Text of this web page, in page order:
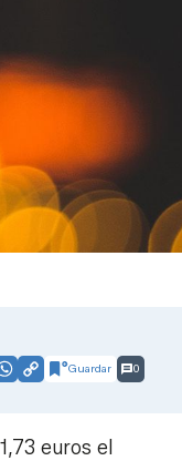
WhatsApp
CopyGuardar 0
euros el